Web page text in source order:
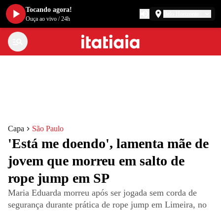
Capa São Paulo
'Está me doendo', lamenta mãe de
jovem que morreu em salto de
rope jump em SP
Maria Eduarda morreu após ser jogada sem corda de
segurança durante prática de rope jump em Limeira, no
Tocando agora!
Ouça ao vivo /24h